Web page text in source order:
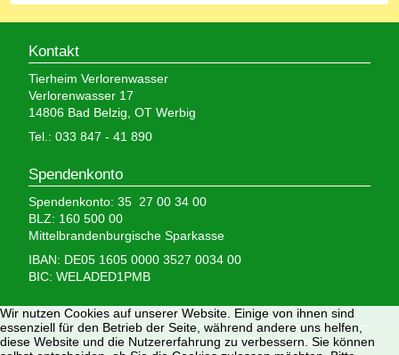
Kontakt
Tierheim Verlorenwasser
Verlorenwasser 17
14806 Bad Belzig, OT Werbig
Tel.: 033 847 - 41 890
Spendenkonto
Spendenkonto: 35 27 00 34 00
BLZ: 160 500 00
Mittelbrandenburgische Sparkasse
IBAN: DE05 1605 0000 3527 0034 00
BIC: WELADED1PMB
Wir brauchen Ihre Hilfe,
denn wir erhalten keinerlei staatliche Hilfe, sondern
Wir nutzen Cookies auf unserer Website. Einige von ihnen sind
essenziell für den Betrieb der Seite, während andere uns helfen,
diese Website und die Nutzererfahrung zu verbessern. Sie können